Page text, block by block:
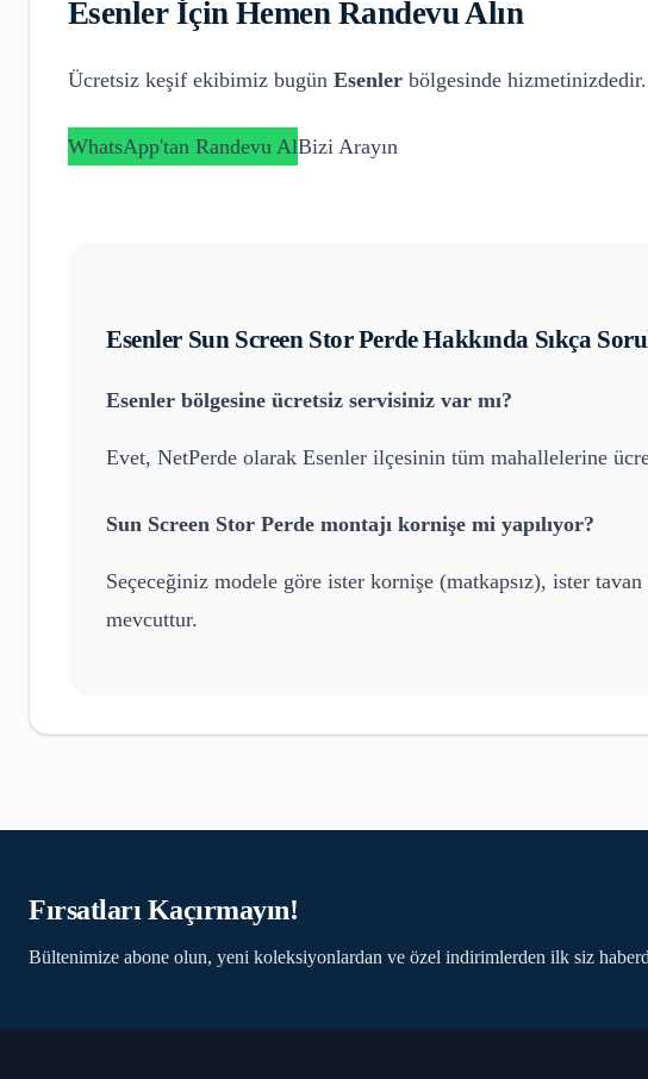
Esenlerİçin Hemen Randevu Alın
Ücretsiz keşif ekibimiz bugün Esenler bölgesinde hizmetinizdedir.
WhatsApp'tan Randevu AlBizi Arayın
Esenler Sun Screen Stor PerdeHakkında Sıkça
Esenler bölgesine ücretsiz servisiniz var mı?
Evet, NetPerde olarak Esenler ilçesinin tüm mahallelerine
Sun Screen Stor Perde montajı kornişe mi yapılıyor?
Seçeceğiniz modele göre ister kornişe (matkapsız), ister
mevcuttur.
Fırsatları Kaçırmayın!
Bültenimize abone olun, yeni koleksiyonlardan ve özel indirimlerden ilk siz